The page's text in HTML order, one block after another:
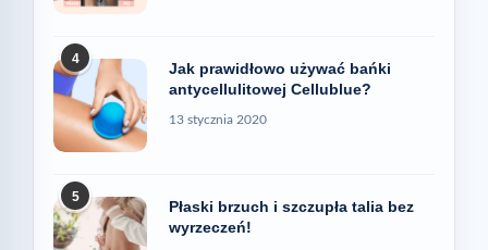
4
Jak prawidłowo używać bańki
antycellulitowej Cellublue?
13 stycznia 2020
5
Płaski brzuch i szczupła talia bez
wyrzeczeń!